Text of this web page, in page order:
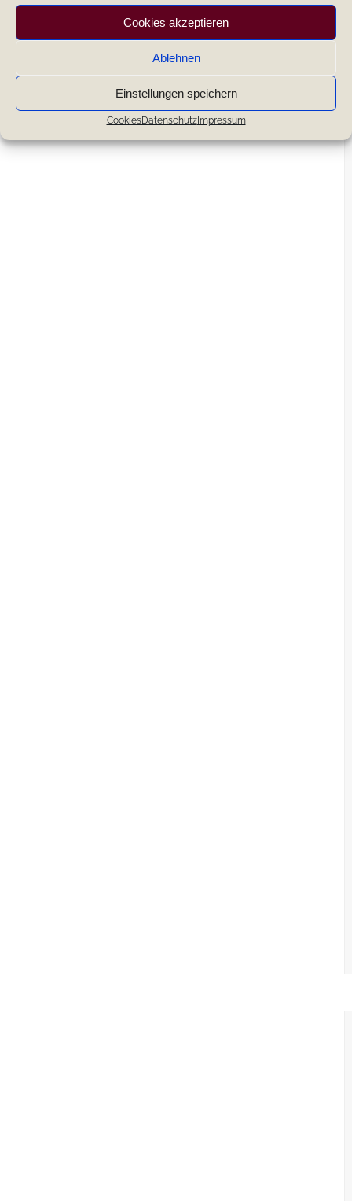
Cookies akzeptieren
Ablehnen
Einstellungen speichern
CookiesDatenschutzImpressum